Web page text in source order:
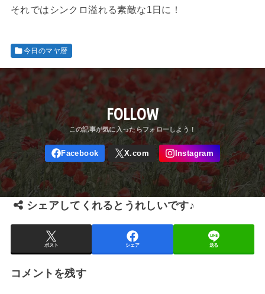
それではシンクロ溢れる素敵な1日に！
今日のマヤ暦
FOLLOW
シェアしてくれるとうれしいです♪
ポスト シェア 送る
コメントを残す